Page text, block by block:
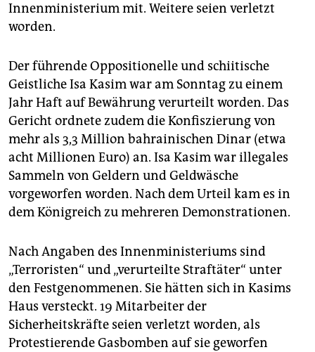
Innenministerium mit. Weitere seien verletzt
worden.
Der führende Oppositionelle und schiitische
Geistliche Isa Kasim war am Sonntag zu einem
Jahr Haft auf Bewährung verurteilt worden. Das
Gericht ordnete zudem die Konfiszierung von
mehr als 3,3 Million bahrainischen Dinar (etwa
acht Millionen Euro) an. Isa Kasim war illegales
Sammeln von Geldern und Geldwäsche
vorgeworfen worden. Nach dem Urteil kam es in
dem Königreich zu mehreren Demonstrationen.
Nach Angaben des Innenministeriums sind
„Terroristen“ und „verurteilte Straftäter“ unter
den Festgenommenen. Sie hätten sich in Kasims
Haus versteckt. 19 Mitarbeiter der
Sicherheitskräfte seien verletzt worden, als
Protestierende Gasbomben auf sie geworfen